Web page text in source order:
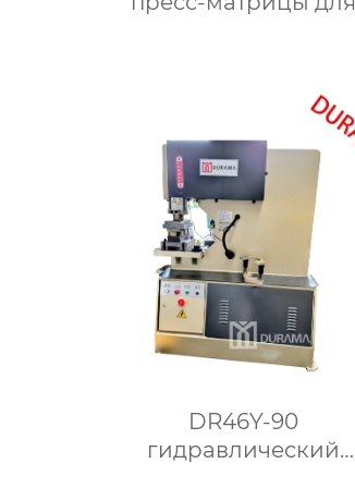
DR46Y-90
гидравлический